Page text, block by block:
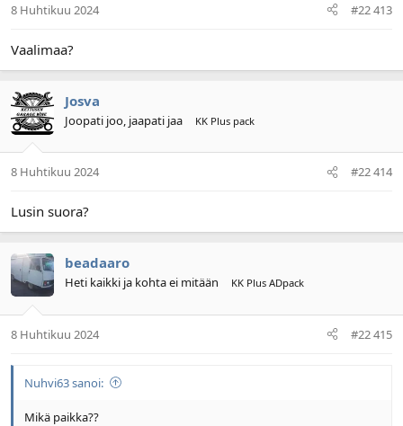
8 Huhtikuu 2024 #22 413
Vaalimaa?
Josva
Joopati joo, jaapati jaa KK Plus pack
8 Huhtikuu 2024 #22 414
Lusin suora?
beadaaro
Heti kaikki ja kohta ei mitään KK Plus ADpack
8 Huhtikuu 2024 #22 415
Nuhvi63 sanoi:
Mikä paikka??